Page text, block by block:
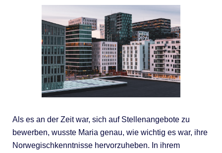
Als es an der Zeit war, sich auf Stellenangebote zu
bewerben, wusste Maria genau, wie wichtig es war, ihre
Norwegischkenntnisse hervorzuheben. In ihrem